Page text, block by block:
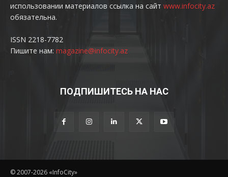
использовании материалов ссылка на сайт www.infocity.az
обязательна.
ISSN 2218-7782
Пишите нам: magazine@infocity.az
ПОДПИШИТЕСЬ НА НАС
© 2007-2026 «InfoCity»